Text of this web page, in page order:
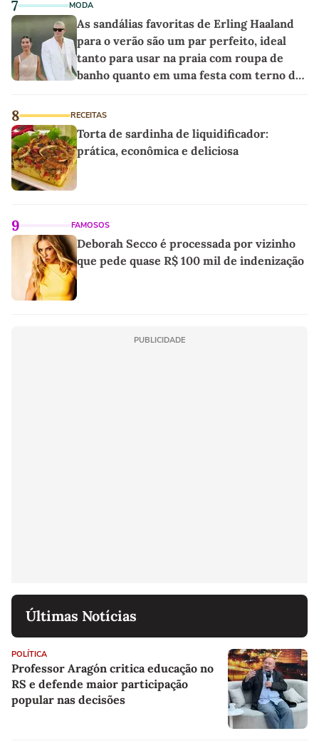
7 MODA
As sandálias favoritas de Erling Haaland
para o verão são um par perfeito, ideal
tanto para usar na praia com roupa de
banho quanto em uma festa com terno de
8 RECEITAS
Torta de sardinha de liquidificador:
prática, econômica e deliciosa
9 FAMOSOS
Deborah Secco é processada por vizinho
que pede quase R$ 100 mil de indenização
PUBLICIDADE
Últimas Notícias
POLÍTICA
Professor Aragón critica educação no
RS e defende maior participação
popular nas decisões